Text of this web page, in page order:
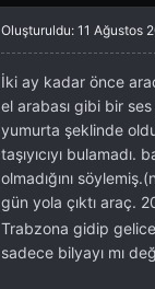
Oluşturuldu: 11 Ağustos
İki ay kadar önce
el arabası gibi bir
yumurta şeklinde
taşıyıcıyı
olmadığını
gün yola çıktı araç.
Trabzona gidip
sadece bilyayı mı